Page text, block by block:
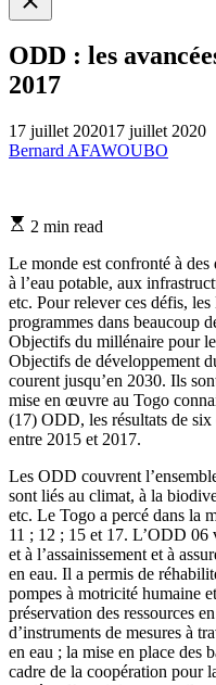
search
ODD : les
2017
17 juillet 202017 juillet 2020
Bernard AFAWOUBO
Estimated
time
2 min read
Le monde est confronté à
à l’eau potable, aux
etc. Pour relever ces défis,
programmes dans beaucoup
Objectifs du millénaire pour
Objectifs de développement
courent jusqu’en 2030. Ils
mise en œuvre au Togo
(17) ODD, les résultats de
entre 2015 et 2017.
Les ODD couvrent
sont liés au climat, à la
etc. Le Togo a percé dans la
11 ; 12 ; 15 et 17. L’ODD 06
et à l’assainissement et à
en eau. Il a permis de
pompes à motricité humaine
préservation des ressources
d’instruments de mesures à
en eau ; la mise en place des
cadre de la coopération pour